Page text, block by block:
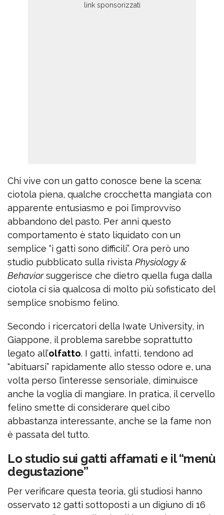
Chi vive con un gatto conosce bene la scena:
ciotola piena, qualche crocchetta mangiata con
apparente entusiasmo e poi l’improvviso
abbandono del pasto. Per anni questo
comportamento è stato liquidato con un
semplice “i gatti sono difficili”. Ora però uno
studio pubblicato sulla rivista Physiology &
Behaviorsuggerisce che dietro quella fuga dalla
ciotola ci sia qualcosa di molto più sofisticato del
semplice snobismo felino.
Secondo i ricercatori della Iwate University, in
Giappone, il problema sarebbe soprattutto
legato all’olfatto. I gatti, infatti, tendono ad
“abituarsi” rapidamente allo stesso odore e, una
volta perso l’interesse sensoriale, diminuisce
anche la voglia di mangiare. In pratica, il cervello
felino smette di considerare quel cibo
abbastanza interessante, anche se la fame non
è passata del tutto.
Lo studio sui gatti affamati e il “menù
degustazione”
Per verificare questa teoria, gli studiosi hanno
osservato 12 gatti sottoposti a un digiuno di 16